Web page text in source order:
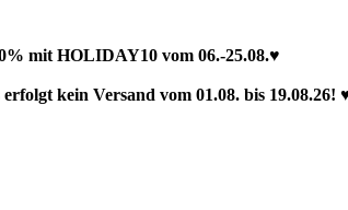
mit HOLIDAY10 vom 06.-25.08.♥
kein Versand vom 01.08. bis 19.08.26!